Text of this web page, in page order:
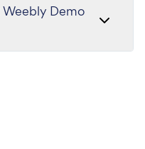
Weebly Demo